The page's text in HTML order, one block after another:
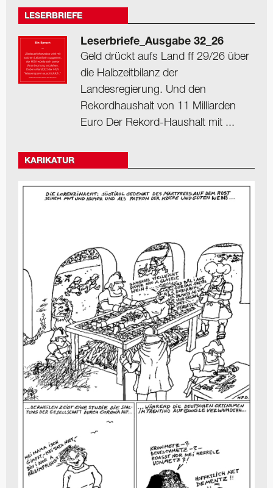
LESERBRIEFE
Leserbriefe_Ausgabe 32_26
Geld drückt aufs Land ff 29/26 über
die Halbzeitbilanz der
Landesregierung. Und den
Rekordhaushalt von 11 Milliarden
Euro Der Rekord-Haushalt mit ...
KARIKATUR